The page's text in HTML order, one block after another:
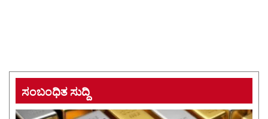
ಸಂಬಂಧಿತ ಸುದ್ದಿ